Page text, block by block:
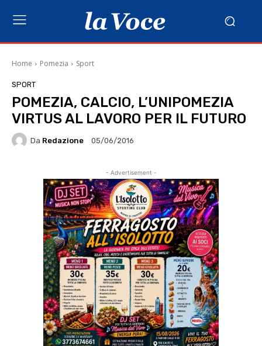
Home Pomezia Sport
SPORT
POMEZIA, CALCIO, L’UNIPOMEZIA
VIRTUS AL LAVORO PER IL FUTURO
Da Redazione 05/06/2016
- Advertisement -